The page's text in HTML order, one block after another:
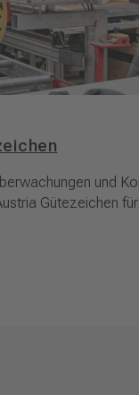
und
Gütezeichen